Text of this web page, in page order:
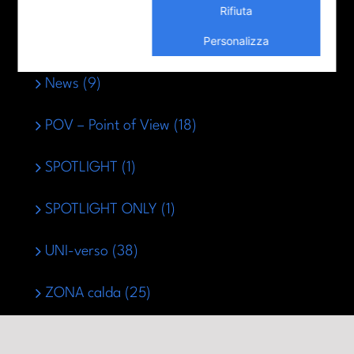
News (9)
POV – Point of View (18)
SPOTLIGHT (1)
SPOTLIGHT ONLY (1)
UNI-verso (38)
ZONA calda (25)
Rifiuta
Personalizza